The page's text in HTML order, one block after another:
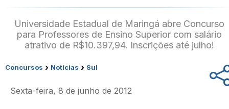
Universidade Estadual de Maringá abre Concurso
para Professores de Ensino Superior com salário
atrativo de R$10.397,94. Inscrições até julho!
Concursos › Notícias › Sul
Sexta-feira, 8 de junho de 2012